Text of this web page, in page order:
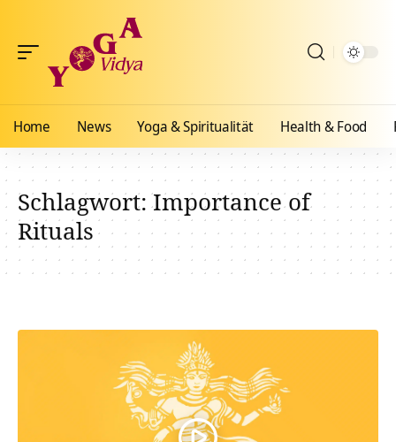
Home News Yoga & Spiritualität Health & Food
Schlagwort:Importance of
Rituals